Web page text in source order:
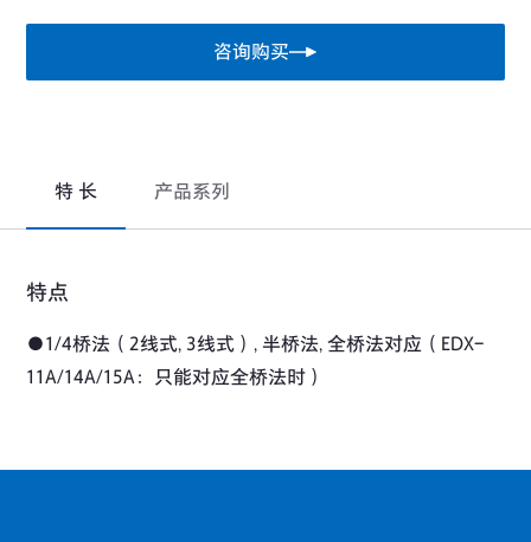
咨询购买
特 长 产品系列
特点
●1/4桥法（2线式, 3线式）, 半桥法, 全桥法对应（EDX-
11A/14A/15A：只能对应全桥法时）